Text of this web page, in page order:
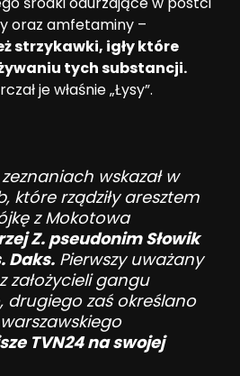
oraz amfetaminy –
strzykawki, igły które
tych substancji.
je właśnie „Łysy”.
wskazał w
które rządziły aresztem
z Mokotowa
Z. pseudonim Słowik
Daks.Pierwszy uważany
założycieli gangu
drugiego zaś określano
TVN24 na swojej